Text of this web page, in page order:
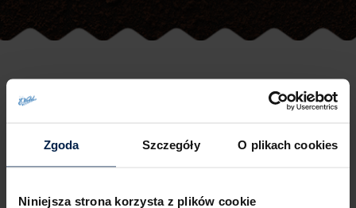
Zgoda Szczegóły O plikach cookies
Niniejsza strona korzysta z plików cookie